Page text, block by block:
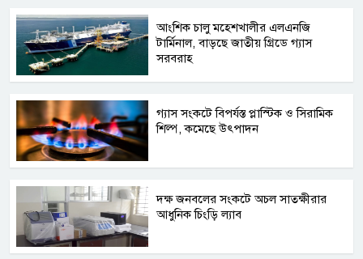
আংশিক চালু মহেশখালীর এলএনজি
টার্মিনাল, বাড়ছে জাতীয় গ্রিডে গ্যাস
সরবরাহ
গ্যাস সংকটে বিপর্যস্ত প্লাস্টিক ও সিরামিক
শিল্প, কমেছে উৎপাদন
দক্ষ জনবলের সংকটে অচল সাতক্ষীরার
আধুনিক চিংড়ি ল্যাব